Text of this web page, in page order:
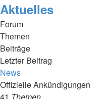
Aktuelles
Forum
Themen
Beiträge
Letzter Beitrag
News
Offizielle Ankündigungen